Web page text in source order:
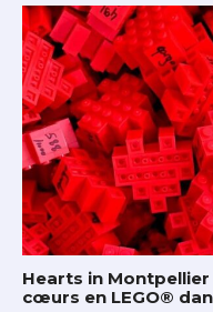
Hearts in
cœurs en LEGO®